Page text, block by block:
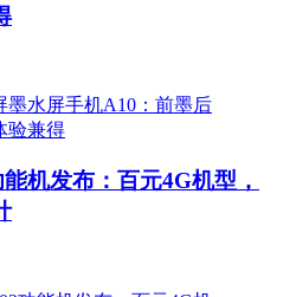
机发布：百元4G机型，